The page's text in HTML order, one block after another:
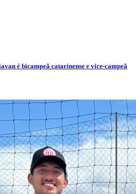
é bicampeã catarinense e vice-campeã